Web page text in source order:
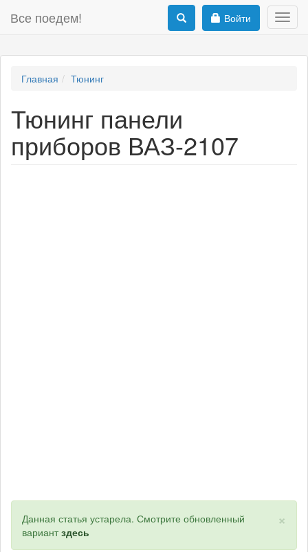
Все поедем! Войти
Главная Тюнинг
Тюнинг панели
приборов ВАЗ-2107
×
Статус
Данная статья устарела. Смотрите обновленный
вариантздесь